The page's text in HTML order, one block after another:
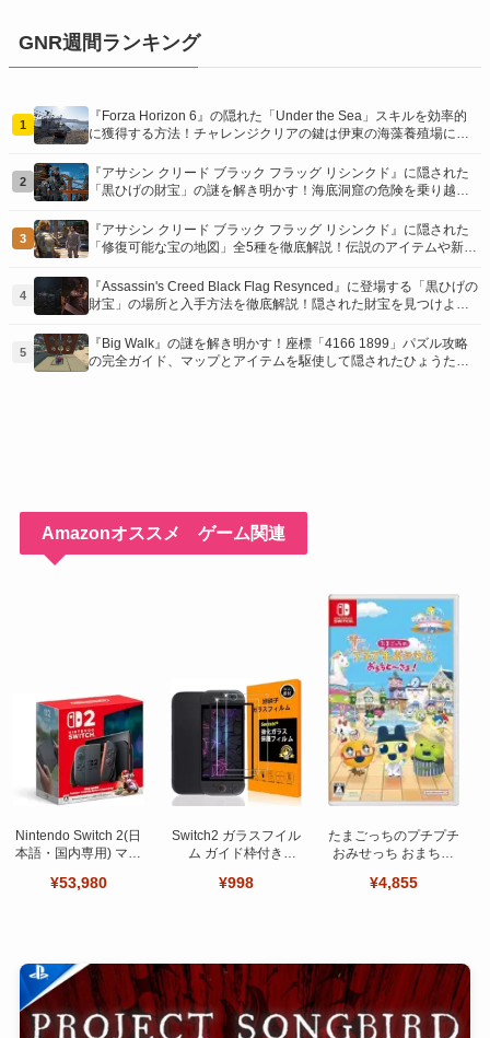
GNR週間ランキング
1
『Forza Horizon 6』の隠れた「Under the Sea」スキルを効率的
に獲得する方法！チャレンジクリアの鍵は伊東の海藻養殖場にあ
2
『アサシン クリード ブラック フラッグ リシンクド』に隠された
「黒ひげの財宝」の謎を解き明かす！海底洞窟の危険を乗り越
3
『アサシン クリード ブラック フラッグ リシンクド』に隠された
「修復可能な宝の地図」全5種を徹底解説！伝説のアイテムや新衣
介！
4
『Assassin's Creed Black Flag Resynced』に登場する「黒ひげの
財宝」の場所と入手方法を徹底解説！隠された財宝を見つけよ
5
『Big Walk』の謎を解き明かす！座標「4166 1899」パズル攻略
の完全ガイド、マップとアイテムを駆使して隠されたひょうたん
Amazonオススメ ゲーム関連
Nintendo Switch 2(日
本語・国内専用) マリ
ット
¥53,980
Switch2 ガラスフイル
ム ガイド枠付き
ット 日本旭硝子製-高
¥998
たまごっちのプチプチ
おみせっち おまちど
¥4,855